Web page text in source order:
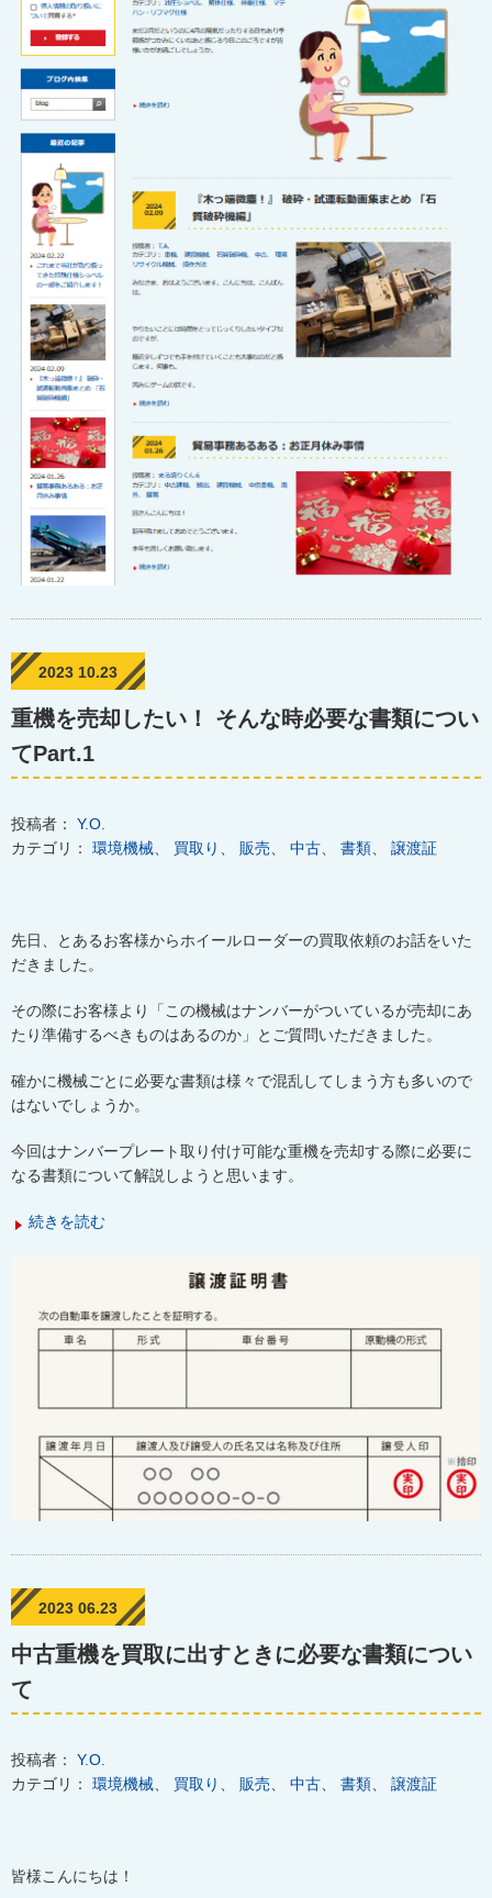
2023 10.23
重機を売却したい！ そんな時必要な書類につい
てPart.1
投稿者： Y.O.
カテゴリ： 環境機械 買取り 販売 中古 書類 譲渡証
先日、とあるお客様からホイールローダーの買取依頼のお話をいた
だきました。
その際にお客様より「この機械はナンバーがついているが売却にあ
たり準備するべきものはあるのか」とご質問いただきました。
確かに機械ごとに必要な書類は様々で混乱してしまう方も多いので
はないでしょうか。
今回はナンバープレート取り付け可能な重機を売却する際に必要に
なる書類について解説しようと思います。
続きを読む
2023 06.23
中古重機を買取に出すときに必要な書類につい
て
投稿者： Y.O.
カテゴリ： 環境機械 買取り 販売 中古 書類 譲渡証
皆様こんにちは！